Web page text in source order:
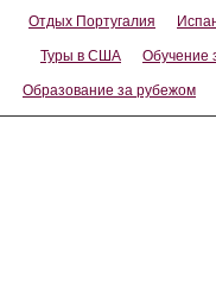
Отдых Португалия
Туры в США Обучение
Образование за рубежом